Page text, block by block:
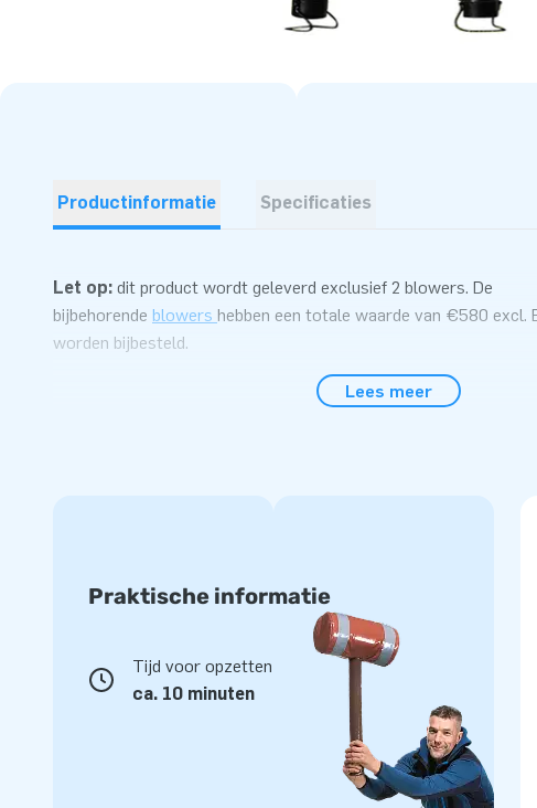
Productinformatie Specificaties
Let op: dit product wordt geleverd exclusief 2 blowers. De
bijbehorende blowers hebben een totale waarde van €580 excl.
worden bijbesteld.
Lees meer
Praktische informatie
Tijd voor opzetten
ca. 10 minuten